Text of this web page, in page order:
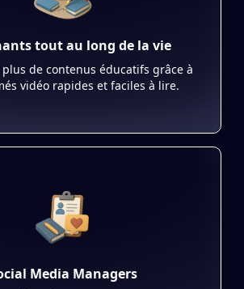
tout au long de la vie
plus de contenus éducatifs grâce à
vidéo rapides et faciles à lire.
Media Managers